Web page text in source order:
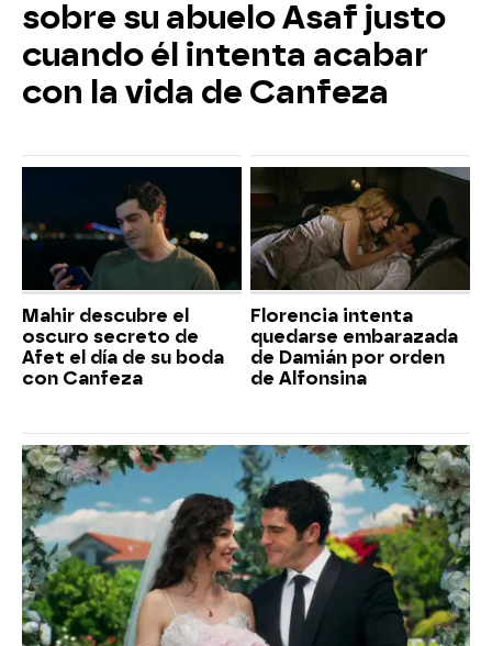
sobre su abuelo Asaf justo
cuando él intenta acabar
con la vida de Canfeza
Mahir descubre el
oscuro secreto de
Afet el día de su boda
con Canfeza
Florencia intenta
quedarse embarazada
de Damián por orden
de Alfonsina